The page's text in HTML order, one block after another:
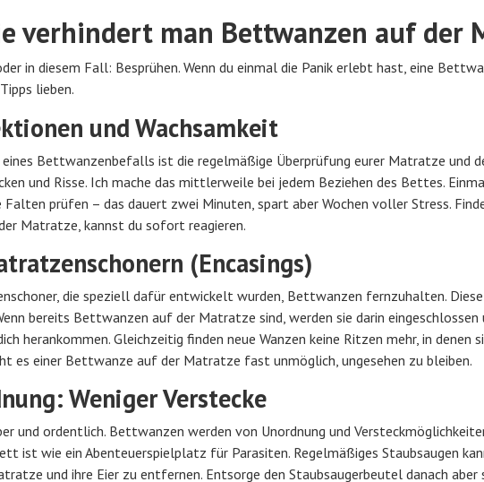
verhindert man Bettwanzen auf der
in diesem Fall: Besprühen. Wenn du einmal die Panik erlebt hast, eine
lieben.
und Wachsamkeit
eines Bettwanzenbefalls ist die regelmäßige Überprüfung eurer Matratze und
und Risse. Ich mache das mittlerweile bei jedem Beziehen des Bettes.
Falten prüfen – das dauert zwei Minuten, spart aber Wochen voller Stress.
Matratze, kannst du sofort reagieren.
(Encasings)
die speziell dafür entwickelt wurden, Bettwanzen fernzuhalten.
bereits Bettwanzen auf der Matratze sind, werden sie darin eingeschlossen
herankommen. Gleichzeitig finden neue Wanzen keine Ritzen mehr, in denen
es einer Bettwanze auf der Matratze fast unmöglich, ungesehen zu bleiben.
Weniger Verstecke
und ordentlich. Bettwanzen werden von Unordnung und
ist wie ein Abenteuerspielplatz für Parasiten. Regelmäßiges Staubsaugen
und ihre Eier zu entfernen. Entsorge den Staubsaugerbeutel danach